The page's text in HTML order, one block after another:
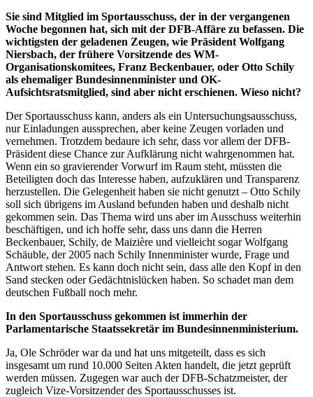
Sie sind Mitglied im Sportausschuss, der in der vergangenen
Woche begonnen hat, sich mit der DFB-Affäre zu befassen. Die
wichtigsten der geladenen Zeugen, wie Präsident Wolfgang
Niersbach, der frühere Vorsitzende des WM-
Organisationskomitees, Franz Beckenbauer, oder Otto Schily
als ehemaliger Bundesinnenminister und OK-
Aufsichtsratsmitglied, sind aber nicht erschienen. Wieso nicht?
Der Sportausschuss kann, anders als ein Untersuchungsausschuss,
nur Einladungen aussprechen, aber keine Zeugen vorladen und
vernehmen. Trotzdem bedaure ich sehr, dass vor allem der DFB-
Präsident diese Chance zur Aufklärung nicht wahrgenommen hat.
Wenn ein so gravierender Vorwurf im Raum steht, müssten die
Beteiligten doch das Interesse haben, aufzuklären und Transparenz
herzustellen. Die Gelegenheit haben sie nicht genutzt – Otto Schily
soll sich übrigens im Ausland befunden haben und deshalb nicht
gekommen sein. Das Thema wird uns aber im Ausschuss weiterhin
beschäftigen, und ich hoffe sehr, dass uns dann die Herren
Beckenbauer, Schily, de Maizière und vielleicht sogar Wolfgang
Schäuble, der 2005 nach Schily Innenminister wurde, Frage und
Antwort stehen. Es kann doch nicht sein, dass alle den Kopf in den
Sand stecken oder Gedächtnislücken haben. So schadet man dem
deutschen Fußball noch mehr.
In den Sportausschuss gekommen ist immerhin der
Parlamentarische Staatssekretär im Bundesinnenministerium.
Ja, Ole Schröder war da und hat uns mitgeteilt, dass es sich
insgesamt um rund 10.000 Seiten Akten handelt, die jetzt geprüft
werden müssen. Zugegen war auch der DFB-Schatzmeister, der
zugleich Vize-Vorsitzender des Sportausschusses ist.